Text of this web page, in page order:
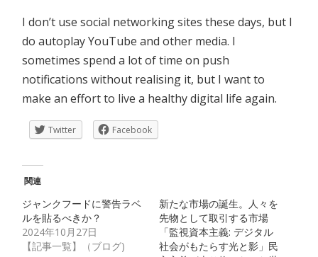
I don’t use social networking sites these days, but I
do autoplay YouTube and other media. I
sometimes spend a lot of time on push
notifications without realising it, but I want to
make an effort to live a healthy digital life again.
Twitter Facebook
関連
ジャンクフードに警告ラベ
ルを貼るべきか？
2024年10月27日
【記事一覧】（ブログ)
新たな市場の誕生。人々を
先物として取引する市場
「監視資本主義: デジタル
社会がもたらす光と影」民